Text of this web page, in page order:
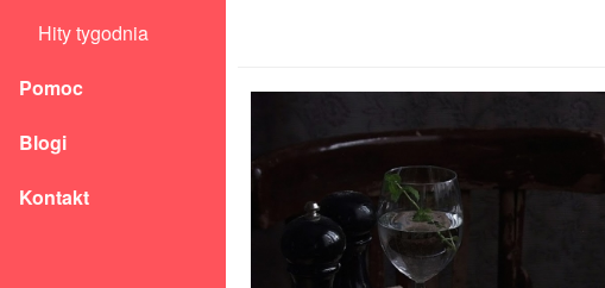
Hity tygodnia
Pomoc
Blogi
Kontakt